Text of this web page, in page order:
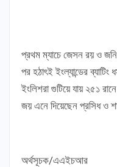
প্রথম ম্যাচে জেসন রয় ও
পর হঠাৎই ইংল্যান্ডের
ইংলিশরা গুটিয়ে যায় ২৫১
জয় এনে দিয়েছেন প্রসিধ ও
অর্থসূচক/এএইচআর